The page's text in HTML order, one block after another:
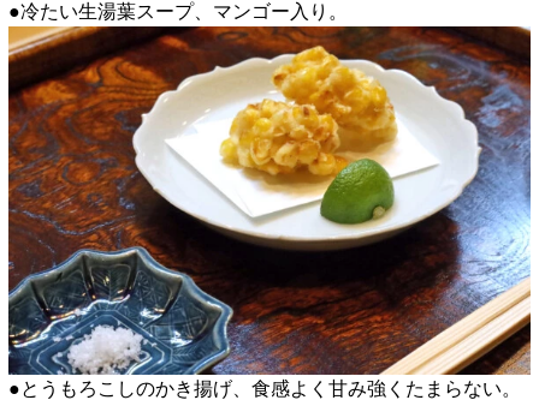
●冷たい生湯葉スープ、マンゴー入り。
●とうもろこしのかき揚げ、食感よく甘み強くたまらない。